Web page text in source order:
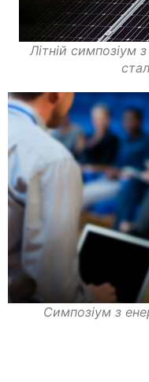
Літній симпозіум
Симпозіум з